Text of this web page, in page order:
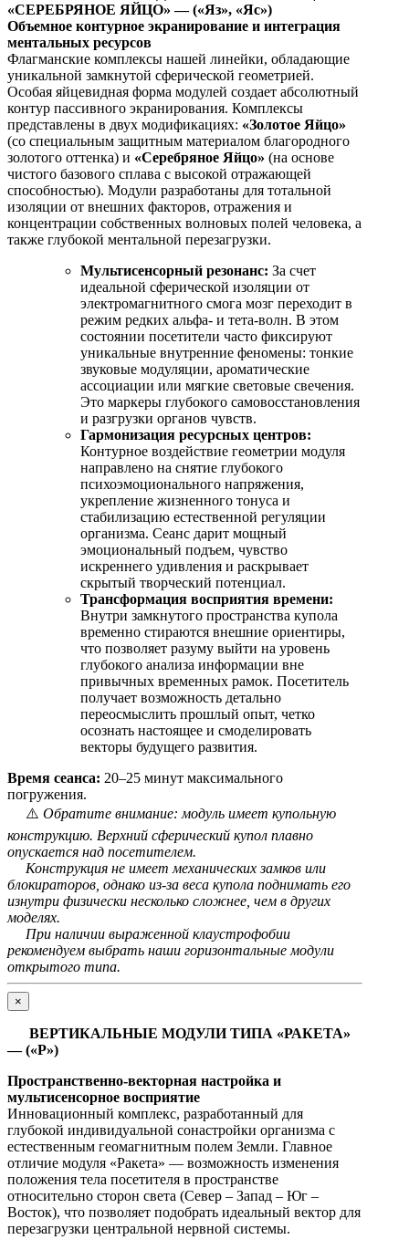
«СЕРЕБРЯНОЕ ЯЙЦО» — («Яз», «Яс»)
Объемное контурное экранирование и интеграция
ментальных ресурсов
Флагманские комплексы нашей линейки, обладающие
уникальной замкнутой сферической геометрией.
Особая яйцевидная форма модулей создает абсолютный
контур пассивного экранирования. Комплексы
представлены в двух модификациях: «Золотое Яйцо»
(со специальным защитным материалом благородного
золотого оттенка) и «Серебряное Яйцо» (на основе
чистого базового сплава с высокой отражающей
способностью). Модули разработаны для тотальной
изоляции от внешних факторов, отражения и
концентрации собственных волновых полей человека, а
также глубокой ментальной перезагрузки.
Мультисенсорный резонанс: За счет
идеальной сферической изоляции от
электромагнитного смога мозг переходит в
режим редких альфа- и тета-волн. В этом
состоянии посетители часто фиксируют
уникальные внутренние феномены: тонкие
звуковые модуляции, ароматические
ассоциации или мягкие световые свечения.
Это маркеры глубокого самовосстановления
и разгрузки органов чувств.
Гармонизация ресурсных центров:
Контурное воздействие геометрии модуля
направлено на снятие глубокого
психоэмоционального напряжения,
укрепление жизненного тонуса и
стабилизацию естественной регуляции
организма. Сеанс дарит мощный
эмоциональный подъем, чувство
искреннего удивления и раскрывает
скрытый творческий потенциал.
Трансформация восприятия времени:
Внутри замкнутого пространства купола
временно стираются внешние ориентиры,
что позволяет разуму выйти на уровень
глубокого анализа информации вне
привычных временных рамок. Посетитель
получает возможность детально
переосмыслить прошлый опыт, четко
осознать настоящее и смоделировать
векторы будущего развития.
Время сеанса: 20–25 минут максимального
погружения.
⚠️ Обратите внимание: модуль имеет купольную
конструкцию. Верхний сферический купол плавно
опускается над посетителем.
Конструкция не имеет механических замков или
блокираторов, однако из-за веса купола поднимать его
изнутри физически несколько сложнее, чем в других
моделях.
При наличии выраженной клаустрофобии
рекомендуем выбрать наши горизонтальные модули
открытого типа.
×
ВЕРТИКАЛЬНЫЕ МОДУЛИ ТИПА «РАКЕТА»
— («Р»)
Пространственно-векторная настройка и
мультисенсорное восприятие
Инновационный комплекс, разработанный для
глубокой индивидуальной сонастройки организма с
естественным геомагнитным полем Земли. Главное
отличие модуля «Ракета» — возможность изменения
положения тела посетителя в пространстве
относительно сторон света (Север – Запад – Юг –
Восток), что позволяет подобрать идеальный вектор для
перезагрузки центральной нервной системы.